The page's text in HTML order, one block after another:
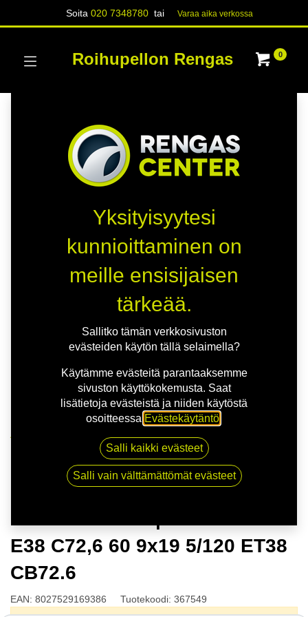
Soita020 7348780 tai Varaa aika verk​​​​ossa
Roihupellon Rengas 0
MSW 74 G.BLK | 9X19 5-120 E38 C72,6 60 9x19 5/120
ET38 CB72.6
E38 C72,6 60 9x19 5/120 ET38
CB72.6
EAN: 8027529169386 Tuotekoodi: 367549
Yksityisyytesi
kunnioittaminen on
meille ensisijaisen
tärkeää.
Sallitko tämän verkkosivuston
evästeiden käytön tällä selaimella?
Käytämme evästeitä parantaaksemme
sivuston käyttökokemusta. Saat
lisätietoja evästeistä ja niiden käytöstä
osoitteessa Evästekäytäntö
Salli kaikki evästeet
Salli vain välttämättömät evästeet